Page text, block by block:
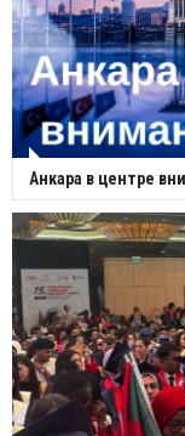
Анкара в центре